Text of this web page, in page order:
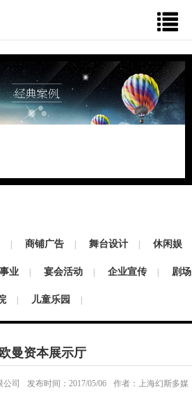
商铺广告 舞台设计 休闲娱
业 宴会活动 企业宣传 剧场
儿童乐园
曼资本展示厅
司 发布时间：2017/05/06 作者：上海幻斯多媒